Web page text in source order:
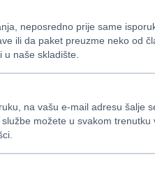
neposredno prije same
ili da paket preuzme neko od
u naše skladište.
na vašu e-mail adresu šalje
možete u svakom trenutku